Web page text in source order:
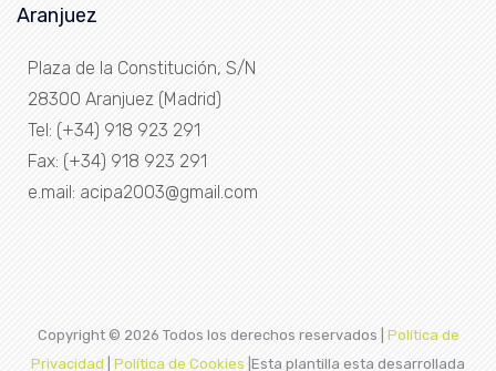
Aranjuez
Plaza de la Constitución, S/N
28300 Aranjuez (Madrid)
Tel: (+34) 918 923 291
Fax: (+34) 918 923 291
e.mail: acipa2003@gmail.com
Copyright © 2026 Todos los derechos reservados | Política de
Privacidad
Política de Cookies |Esta plantilla esta desarrollada